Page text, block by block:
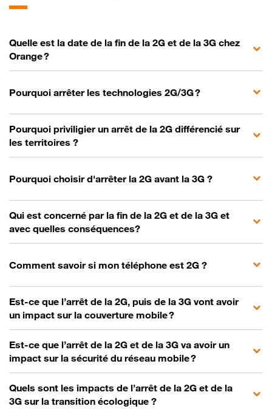
Quelle est la date de la fin de la 2G et de la 3G chez
Orange ?
Pourquoi arrêter les technologies 2G/3G ?
Pourquoi priviligier un arrêt de la 2G différencié sur
les territoires ?
Pourquoi choisir d'arrêter la 2G avant la 3G ?
Qui est concerné par la fin de la 2G et de la 3G et
avec quelles conséquences?
Comment savoir si mon téléphone est 2G ?
Est-ce que l’arrêt de la 2G, puis de la 3G vont avoir
un impact sur la couverture mobile ?
Est-ce que l’arrêt de la 2G et de la 3G va avoir un
impact sur la sécurité du réseau mobile ?
Quels sont les impacts de l’arrêt de la 2G et de la
3G sur la transition écologique ?​